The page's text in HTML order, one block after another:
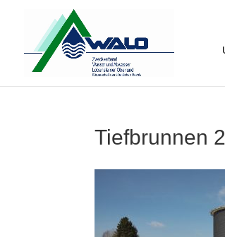
Tiefbrunnen